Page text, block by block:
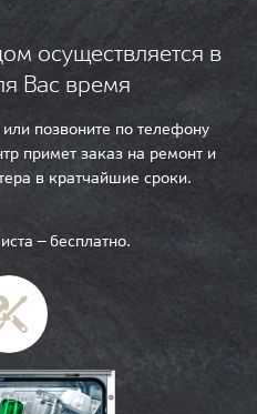
осуществляется в
Вас время
позвоните по телефону
примет заказ на ремонт и
в кратчайшие сроки.
— бесплатно.